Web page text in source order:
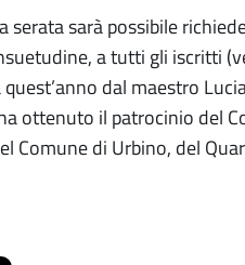
serata sarà possibile
a tutti gli iscritti
dal maestro
ottenuto il patrocinio del
Comune di Urbino, del